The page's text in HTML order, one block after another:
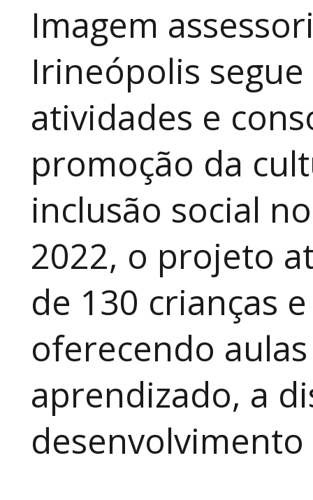
Imagem
Irineópolis
atividades e
promoção da
inclusão social
2022, o projeto
de 130 crianças
oferecendo
aprendizado, a